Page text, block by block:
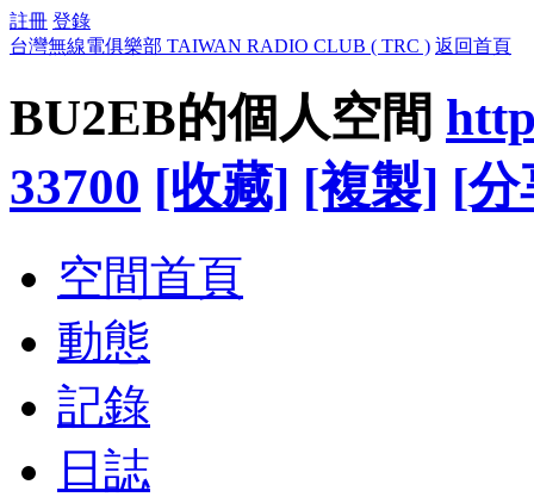
註冊 登錄
台灣無線電俱樂部 TAIWAN RADIO CLUB ( TRC ) 返回首頁
BU2EB的個人空間
33700 [收藏] [複製] [分
空間首頁
動態
記錄
日誌